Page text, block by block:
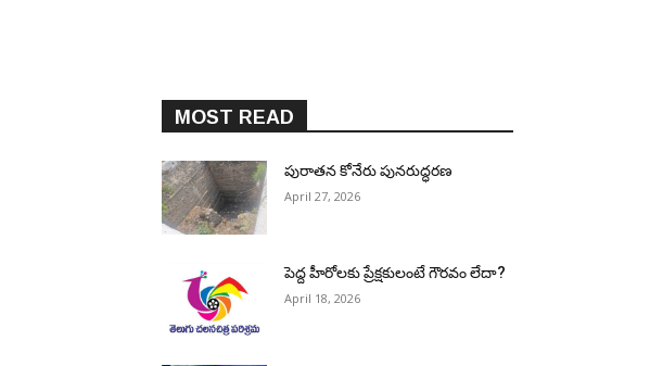
MOST READ
పురాత‌న కోనేరు పున‌రుద్ధ‌ర‌ణ
April 27, 2026
పెద్ద హీరోల‌కు ప్రేక్ష‌కులంటే గౌర‌వం లేదా?
April 18, 2026